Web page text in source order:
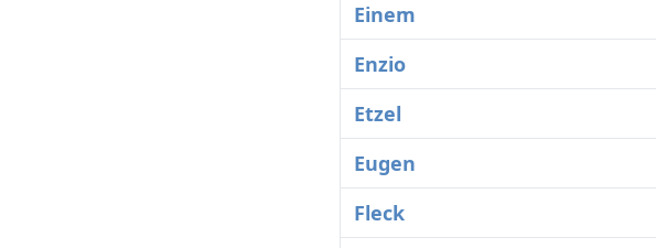
Einem
Enzio
Etzel
Eugen
Fleck